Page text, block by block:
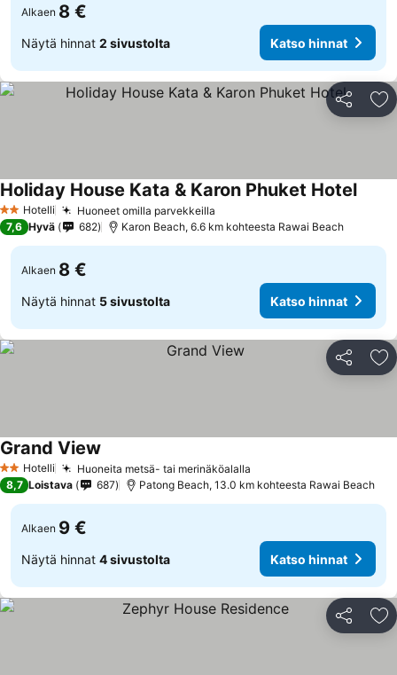
Alkaen 8 €
Näytä hinnat 2 sivustolta Katso hinnat
Jaa
2 Tähtiluokitus
Hotelli Huoneet omilla parvekkeilla
Holiday House Kata & Karon Phuket Hotel
7,6 Hyvä 682 Karon Beach, 6.6 km kohteesta Rawai Beach
Alkaen 8 €
Näytä hinnat 5 sivustolta Katso hinnat
Jaa
2 Tähtiluokitus
Hotelli Huoneita metsä- tai merinäköalalla
Grand View
8,7 Loistava 687 Patong Beach, 13.0 km kohteesta Rawai Beach
Alkaen 9 €
Näytä hinnat 4 sivustolta Katso hinnat
Jaa